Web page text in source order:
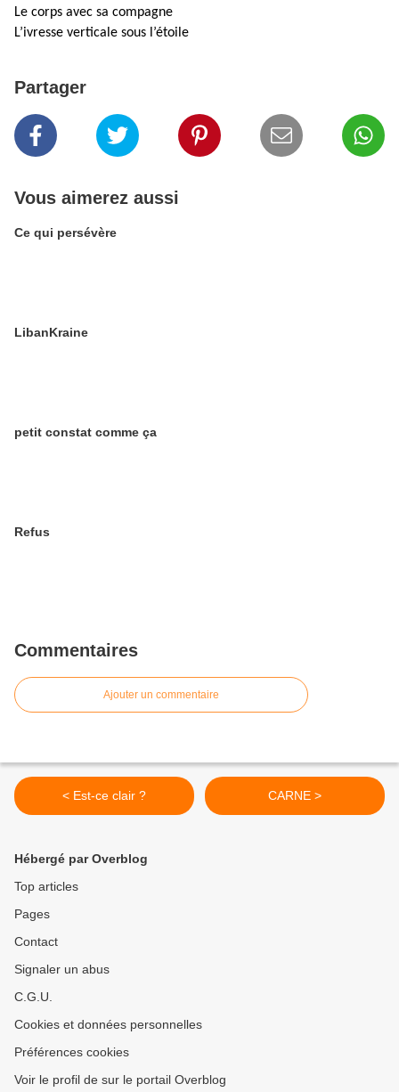
Le corps avec sa compagne
L’ivresse verticale sous l’étoile
Partager
Vous aimerez aussi
Ce qui persévère
LibanKraine
petit constat comme ça
Refus
Commentaires
Ajouter un commentaire
< Est-ce clair ? CARNE >
Hébergé par Overblog
Top articles
Pages
Contact
Signaler un abus
C.G.U.
Cookies et données personnelles
Préférences cookies
Voir le profil de sur le portail Overblog